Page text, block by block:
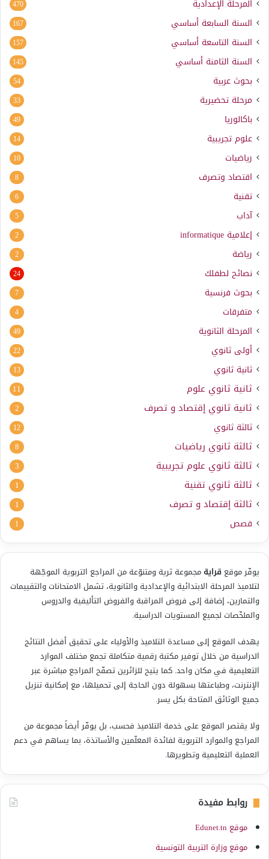
المرحلة الإعدادية 470
السنة السابعة أساسي 167
السنة التاسعة أساسي 157
السنة الثامنة أساسي 145
بحوث عربية 54
مرحلة تحضيرية 33
باكالوريا 49
علوم تجريبية 14
رياضيات 10
اقتصاد وتصرف 8
تقنية 6
آداب 5
إعلامية informatique
2
رياضة 2
نصائح لطفلك 24
بحوث فرنسية 7
متفرقات 4
المرحلة الثانوية 49
أولى ثانوي 22
ثانية ثانوي 13
ثانية ثانوي علوم 11
ثانية ثانوي إقتصاد و تصرف 2
ثالثة ثانوي 12
ثالثة ثانوي رياضيات 8
ثالثة ثانوي علوم تجريبية 3
ثالثة ثانوي تقنية 1
ثالثة إقتصاد و تصرف 1
قصص 1
يوفّر موقع قرايةمجموعة ثرية ومتنوّعة من المراجع التربوية الموجّهة
لتلاميذ المرحلة الابتدائية والإعدادية والثانوية، تشمل الامتحانات والتقييمات
والتمارين، إضافة إلى فروض المراقبة والفروض التأليفية والدروس
والملخّصات لجميع المستويات الدراسية.
يهدف الموقع إلى مساعدة التلاميذ والأولياء على تحقيق أفضل النتائج
الدراسية من خلال توفير مكتبة رقمية متكاملة تجمع مختلف الموارد
التعليمية في مكان واحد. كما يتيح للزائرين تصفّح المراجع مباشرة عبر
الإنترنت، وطباعتها بسهولة دون الحاجة إلى تحميلها، مع إمكانية تنزيل
جميع الوثائق المتاحة بكل يسر.
ولا يقتصر الموقع على خدمة التلاميذ فحسب، بل يوفّر أيضاً مجموعة من
المراجع والموارد التربوية لفائدة المعلّمين والأساتذة، بما يساهم في دعم
العملية التعليمية وتطويرها.
روابط مفيدة
موقع Edunet.tn
موقع وزارة التربية التونسية